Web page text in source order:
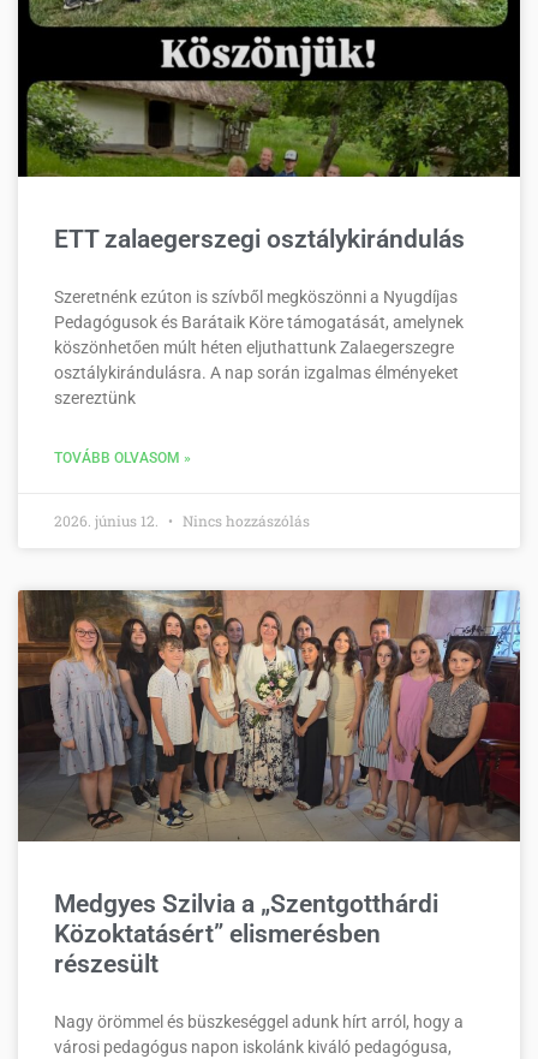
ETT zalaegerszegi osztálykirándulás
Szeretnénk ezúton is szívből megköszönni a Nyugdíjas
Pedagógusok és Barátaik Köre támogatását, amelynek
köszönhetően múlt héten eljuthattunk Zalaegerszegre
osztálykirándulásra. A nap során izgalmas élményeket
szereztünk
TOVÁBB OLVASOM »
2026. június 12. Nincs hozzászólás
Medgyes Szilvia a „Szentgotthárdi
Közoktatásért” elismerésben
részesült
Nagy örömmel és büszkeséggel adunk hírt arról, hogy a
városi pedagógus napon iskolánk kiváló pedagógusa,